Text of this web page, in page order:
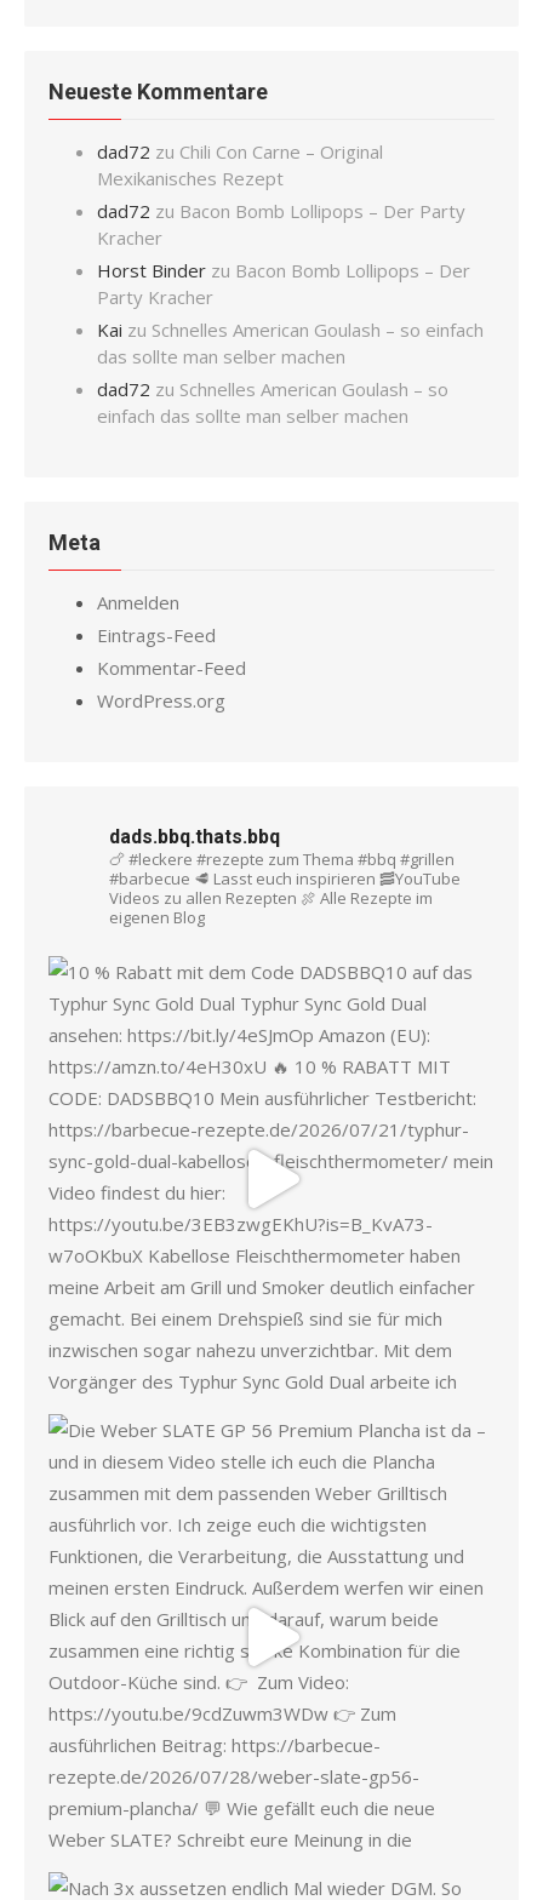
Neueste Kommentare
dad72 zu Chili Con Carne – Original
Mexikanisches Rezept
dad72 zu Bacon Bomb Lollipops – Der Party
Kracher
Horst Binder zu Bacon Bomb Lollipops – Der
Party Kracher
Kai zu Schnelles American Goulash – so einfach
das sollte man selber machen
dad72 zu Schnelles American Goulash – so
einfach das sollte man selber machen
Meta
Anmelden
Eintrags-Feed
Kommentar-Feed
WordPress.org
dads.bbq.thats.bbq
🍗 #leckere #rezepte zum Thema #bbq #grillen
#barbecue 🥩 Lasst euch inspirieren 🥓YouTube
Videos zu allen Rezepten 🍖 Alle Rezepte im
eigenen Blog